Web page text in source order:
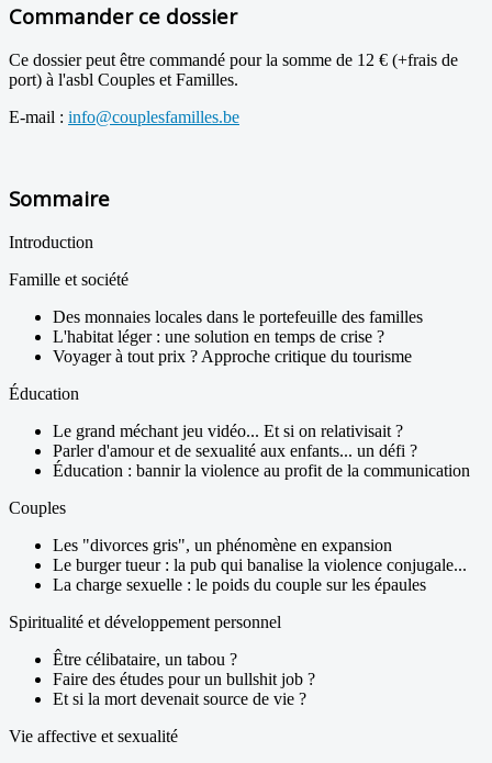
Commander ce dossier
Ce dossier peut être commandé pour la somme de 12 € (+frais de
port) à l'asbl Couples et Familles.
E-mail : info@couplesfamilles.be
Sommaire
Introduction
Famille et société
Des monnaies locales dans le portefeuille des familles
L'habitat léger : une solution en temps de crise ?
Voyager à tout prix ? Approche critique du tourisme
Éducation
Le grand méchant jeu vidéo... Et si on relativisait ?
Parler d'amour et de sexualité aux enfants... un défi ?
Éducation : bannir la violence au profit de la communication
Couples
Les "divorces gris", un phénomène en expansion
Le burger tueur : la pub qui banalise la violence conjugale...
La charge sexuelle : le poids du couple sur les épaules
Spiritualité et développement personnel
Être célibataire, un tabou ?
Faire des études pour un bullshit job ?
Et si la mort devenait source de vie ?
Vie affective et sexualité